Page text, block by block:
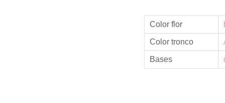
Color flor
Color tronco
Bases